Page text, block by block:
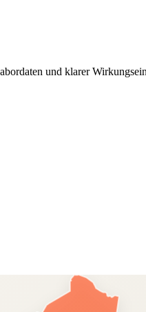
und klarer